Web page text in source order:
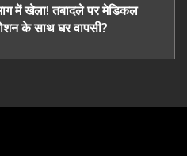
में खेला! तबादले पर मेडिकल
के साथ घर वापसी?